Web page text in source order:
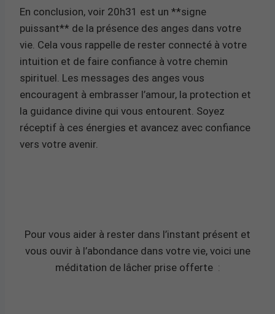
En conclusion, voir 20h31 est un **signe
puissant** de la présence des anges dans votre
vie. Cela vous rappelle de rester connecté à votre
intuition et de faire confiance à votre chemin
spirituel. Les messages des anges vous
encouragent à embrasser l’amour, la protection et
la guidance divine qui vous entourent. Soyez
réceptif à ces énergies et avancez avec confiance
vers votre avenir.
Pour vous aider à rester dans l’instant présent et
vous ouvir à l’abondance dans votre vie, voici une
méditation de lâcher prise offerte :